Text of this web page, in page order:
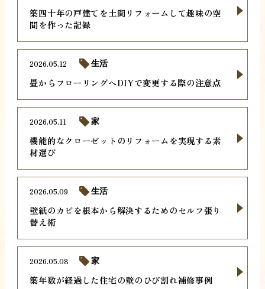
築四十年の戸建てを土間リフォームして趣味の空
間を作った記録
畳からフローリングへDIYで変更する際の注意点
2026.05.12 生活
機能的なクローゼットのリフォームを実現する素
材選び
2026.05.11 家
壁紙のカビを根本から解決するためのセルフ張り
替え術
2026.05.09 生活
築年数が経過した住宅の壁のひび割れ補修事例
2026.05.08 家